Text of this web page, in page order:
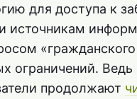
для доступа к
источникам
ограничений. Ведь
продолжают